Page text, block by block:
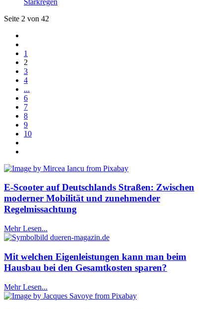
Seite 2 von 42
1
2
3
4
...
6
7
8
9
10
E-Scooter auf Deutschlands Straßen: Zwischen
moderner Mobilität und zunehmender
Regelmissachtung
Mehr Lesen...
Mit welchen Eigenleistungen kann man beim
Hausbau bei den Gesamtkosten sparen?
Mehr Lesen...